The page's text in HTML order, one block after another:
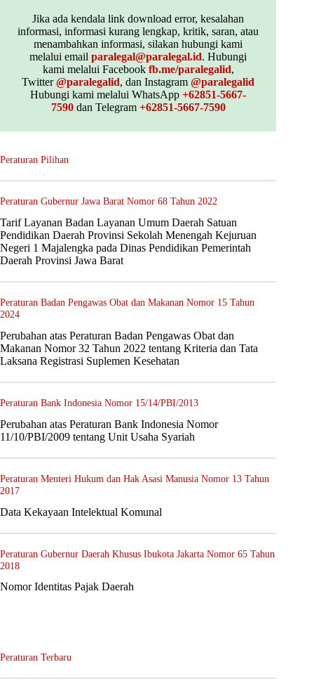
Jika ada kendala link download error, kesalahan
informasi, informasi kurang lengkap, kritik, saran, atau
menambahkan informasi, silakan hubungi kami
melalui emailparalegal@paralegal.id. Hubungi
kami melalui Facebook fb.me/paralegalid,
Twitter@paralegalid, dan Instagram@paralegalid
Hubungi kami melalui WhatsApp+62851-5667-
7590dan Telegram +62851-5667-7590
Peraturan Pilihan
Peraturan Gubernur Jawa Barat Nomor 68 Tahun 2022
Tarif Layanan Badan Layanan Umum Daerah Satuan
Pendidikan Daerah Provinsi Sekolah Menengah Kejuruan
Negeri 1 Majalengka pada Dinas Pendidikan Pemerintah
Daerah Provinsi Jawa Barat
Peraturan Badan Pengawas Obat dan Makanan Nomor 15 Tahun
2024
Perubahan atas Peraturan Badan Pengawas Obat dan
Makanan Nomor 32 Tahun 2022 tentang Kriteria dan Tata
Laksana Registrasi Suplemen Kesehatan
Peraturan Bank Indonesia Nomor 15/14/PBI/2013
Perubahan atas Peraturan Bank Indonesia Nomor
11/10/PBI/2009 tentang Unit Usaha Syariah
Peraturan Menteri Hukum dan Hak Asasi Manusia Nomor 13 Tahun
2017
Data Kekayaan Intelektual Komunal
Peraturan Gubernur Daerah Khusus Ibukota Jakarta Nomor 65 Tahun
2018
Nomor Identitas Pajak Daerah
Peraturan Terbaru